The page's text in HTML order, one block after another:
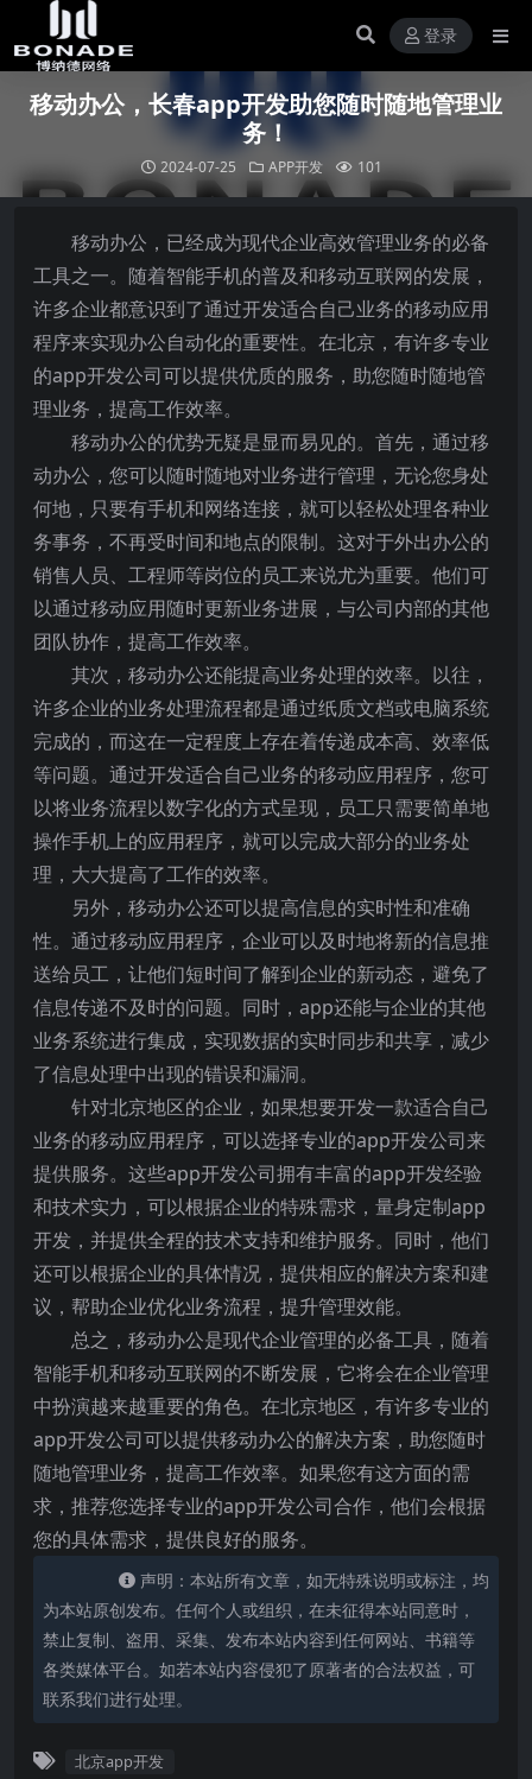
登录
移动办公，长春app开发助您随时随地管理业
务！
2024-07-25 APP开发 101
移动办公，已经成为现代企业高效管理业务的必备
工具之一。随着智能手机的普及和移动互联网的发展，
许多企业都意识到了通过开发适合自己业务的移动应用
程序来实现办公自动化的重要性。在北京，有许多专业
的app开发公司可以提供优质的服务，助您随时随地管
理业务，提高工作效率。
移动办公的优势无疑是显而易见的。首先，通过移
动办公，您可以随时随地对业务进行管理，无论您身处
何地，只要有手机和网络连接，就可以轻松处理各种业
务事务，不再受时间和地点的限制。这对于外出办公的
销售人员、工程师等岗位的员工来说尤为重要。他们可
以通过移动应用随时更新业务进展，与公司内部的其他
团队协作，提高工作效率。
其次，移动办公还能提高业务处理的效率。以往，
许多企业的业务处理流程都是通过纸质文档或电脑系统
完成的，而这在一定程度上存在着传递成本高、效率低
等问题。通过开发适合自己业务的移动应用程序，您可
以将业务流程以数字化的方式呈现，员工只需要简单地
操作手机上的应用程序，就可以完成大部分的业务处
理，大大提高了工作的效率。
另外，移动办公还可以提高信息的实时性和准确
性。通过移动应用程序，企业可以及时地将新的信息推
送给员工，让他们短时间了解到企业的新动态，避免了
信息传递不及时的问题。同时，app还能与企业的其他
业务系统进行集成，实现数据的实时同步和共享，减少
了信息处理中出现的错误和漏洞。
针对北京地区的企业，如果想要开发一款适合自己
业务的移动应用程序，可以选择专业的app开发公司来
提供服务。这些app开发公司拥有丰富的app开发经验
和技术实力，可以根据企业的特殊需求，量身定制app
开发，并提供全程的技术支持和维护服务。同时，他们
还可以根据企业的具体情况，提供相应的解决方案和建
议，帮助企业优化业务流程，提升管理效能。
总之，移动办公是现代企业管理的必备工具，随着
智能手机和移动互联网的不断发展，它将会在企业管理
中扮演越来越重要的角色。在北京地区，有许多专业的
app开发公司可以提供移动办公的解决方案，助您随时
随地管理业务，提高工作效率。如果您有这方面的需
求，推荐您选择专业的app开发公司合作，他们会根据
您的具体需求，提供良好的服务。
声明：本站所有文章，如无特殊说明或标注，均
为本站原创发布。任何个人或组织，在未征得本站同意时，
禁止复制、盗用、采集、发布本站内容到任何网站、书籍等
各类媒体平台。如若本站内容侵犯了原著者的合法权益，可
联系我们进行处理。
北京app开发